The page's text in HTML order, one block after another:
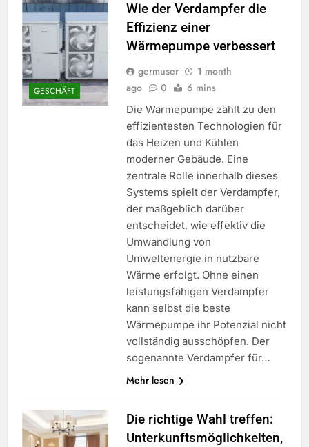
GESCHÄFT
Wie der Verdampfer die
Effizienz einer
Wärmepumpe verbessert
germuser
1 month
ago
0 6 mins
Die Wärmepumpe zählt zu den
effizientesten Technologien für
das Heizen und Kühlen
moderner Gebäude. Eine
zentrale Rolle innerhalb dieses
Systems spielt der Verdampfer,
der maßgeblich darüber
entscheidet, wie effektiv die
Umwandlung von
Umweltenergie in nutzbare
Wärme erfolgt. Ohne einen
leistungsfähigen Verdampfer
kann selbst die beste
Wärmepumpe ihr Potenzial nicht
vollständig ausschöpfen. Der
sogenannte Verdampfer für…
Mehr lesen
Die richtige Wahl treffen:
Unterkunftsmöglichkeiten,